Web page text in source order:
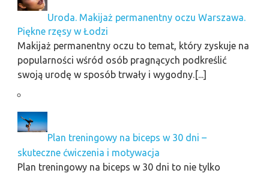
Uroda. Makijaż permanentny oczu Warszawa.
Piękne rzęsy w Łodzi
Makijaż permanentny oczu to temat, który zyskuje na
popularności wśród osób pragnących podkreślić
swoją urodę w sposób trwały i wygodny.[...]
Plan treningowy na biceps w 30 dni –
skuteczne ćwiczenia i motywacja
Plan treningowy na biceps w 30 dni to nie tylko